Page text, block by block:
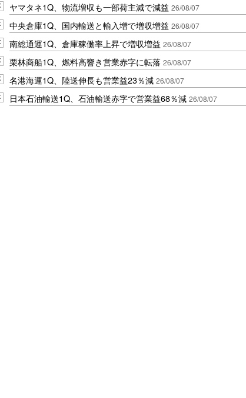
ヤマタネ1Q、物流増収も一部荷主減で減益 26/08/07
中央倉庫1Q、国内輸送と輸入増で増収増益 26/08/07
南総通運1Q、倉庫稼働率上昇で増収増益 26/08/07
栗林商船1Q、燃料高響き営業赤字に転落 26/08/07
名港海運1Q、陸送伸長も営業益23％減 26/08/07
日本石油輸送1Q、石油輸送赤字で営業益68％減 26/08/07